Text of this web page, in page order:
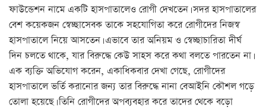
ফাউন্ডেশন নামে একটি হাসপাতালেও রোগী দেখতেন। সদর হাসপাতালের
বেশ কয়েকজন স্বেচ্ছাসেবক তাকে সহযোগিতা করে রোগীদের নিজস্ব
হাসপাতালে নিয়ে আসতেন। এভাবে তার অনিয়ম ও স্বেচ্ছাচারিতা দীর্ঘ
দিন চলতে থাকে, যার বিরুদ্ধে কেউ সাহস করে কথা বলতে পারতেন না।
এক ব্যক্তি অভিযোগ করেন, একাধিকবার দেখা গেছে, রোগীদের
হাসপাতালে ভর্তি করানোর জন্য তার বিরুদ্ধে নানা বেআইনি কৌশল গড়ে
তোলা হয়েছে। তিনি রোগীদের অপব্যবহার করে তাদের থেকে বড়ো